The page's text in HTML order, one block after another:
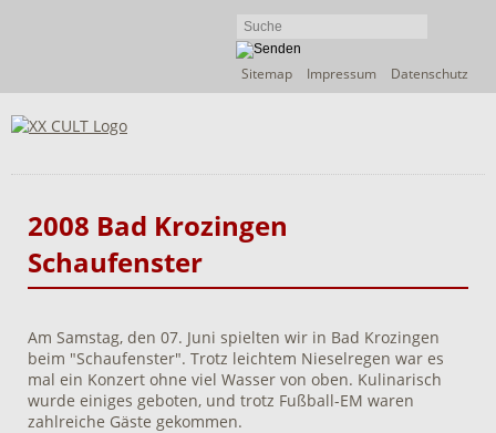
Navigation
Sitemap Impressum Datenschutz
2008 Bad Krozingen
Schaufenster
Am Samstag, den 07. Juni spielten wir in Bad Krozingen
beim "Schaufenster". Trotz leichtem Nieselregen war es
mal ein Konzert ohne viel Wasser von oben. Kulinarisch
wurde einiges geboten, und trotz Fußball-EM waren
zahlreiche Gäste gekommen.